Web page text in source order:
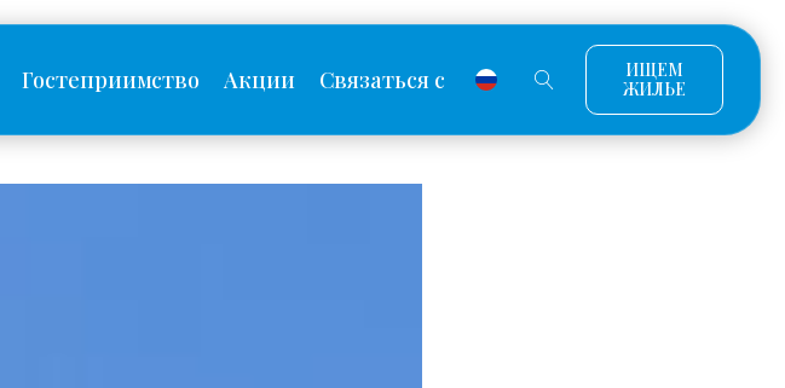
Гостеприимство Акции Связаться с
ИЩЕМ
ЖИЛЬЕ